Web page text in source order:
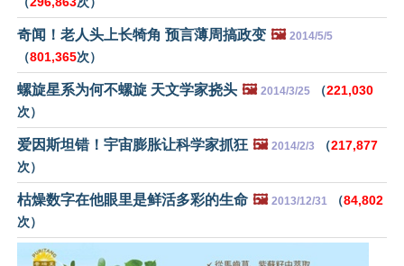
奇闻！老人头上长犄角 预言薄周搞政变 🖼️ 2014/5/5
（801,365次）
螺旋星系为何不螺旋 天文学家挠头 🖼️ 2014/3/25 （221,030
次）
爱因斯坦错！宇宙膨胀让科学家抓狂 🖼️ 2014/2/3 （217,877
次）
枯燥数字在他眼里是鲜活多彩的生命 🖼️ 2013/12/31 （84,802
次）